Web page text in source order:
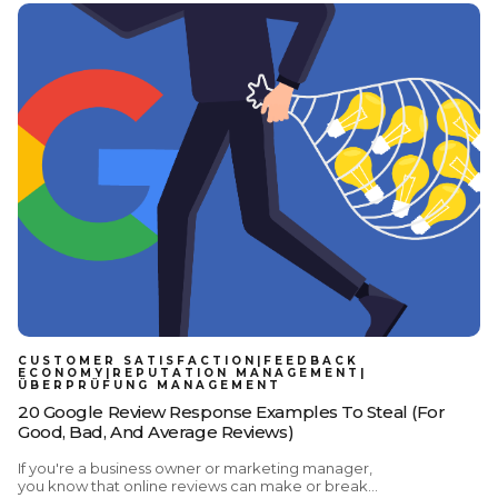
Group betreibt führende Reiseportale wie Expedia
, Hotels.com , Vrbo und Orbitz – und erreicht damit
eines der größten Reisepublikum weltweit.
Bewertungen auf diesen Plattformen beeinflussen
die Entscheidungen von Reisenden lange, bevor
eine Buchung überhaupt erfolgt. Tatsächlich lesen
97 % der Reisenden Bewertungen , bevor sie sich
für eine Unterkunft entscheiden. Laut dem Expedia
Group 2025 Traveler Value Index sind 75 % sogar
bereit, mehr zu bezahlen , wenn die Unterkunft
über bessere Bewertungen verfügt. Jede
durchdachte Antwort erfüllt dabei einen
doppelten Zweck: Sie vermittelt früheren Gästen
Transparenz und überzeugt gleichzeitig zukünftige
Gäste. Und als wäre das nicht schon Grund
CUSTOMER SATISFACTION|FEEDBACK
ECONOMY|REPUTATION MANAGEMENT|
ÜBERPRÜFUNG MANAGEMENT
20 Google Review Response Examples To Steal (for
Good, Bad, And Average Reviews)
If you're a business owner or marketing manager,
you know that online reviews can make or break